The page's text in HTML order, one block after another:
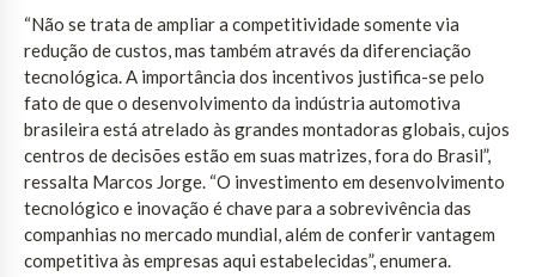
“Não se trata de ampliar a competitividade somente via
redução de custos, mas também através da diferenciação
tecnológica. A importância dos incentivos justifica-se pelo
fato de que o desenvolvimento da indústria automotiva
brasileira está atrelado às grandes montadoras globais, cujos
centros de decisões estão em suas matrizes, fora do Brasil”,
ressalta Marcos Jorge. “O investimento em desenvolvimento
tecnológico e inovação é chave para a sobrevivência das
companhias no mercado mundial, além de conferir vantagem
competitiva às empresas aqui estabelecidas”, enumera.